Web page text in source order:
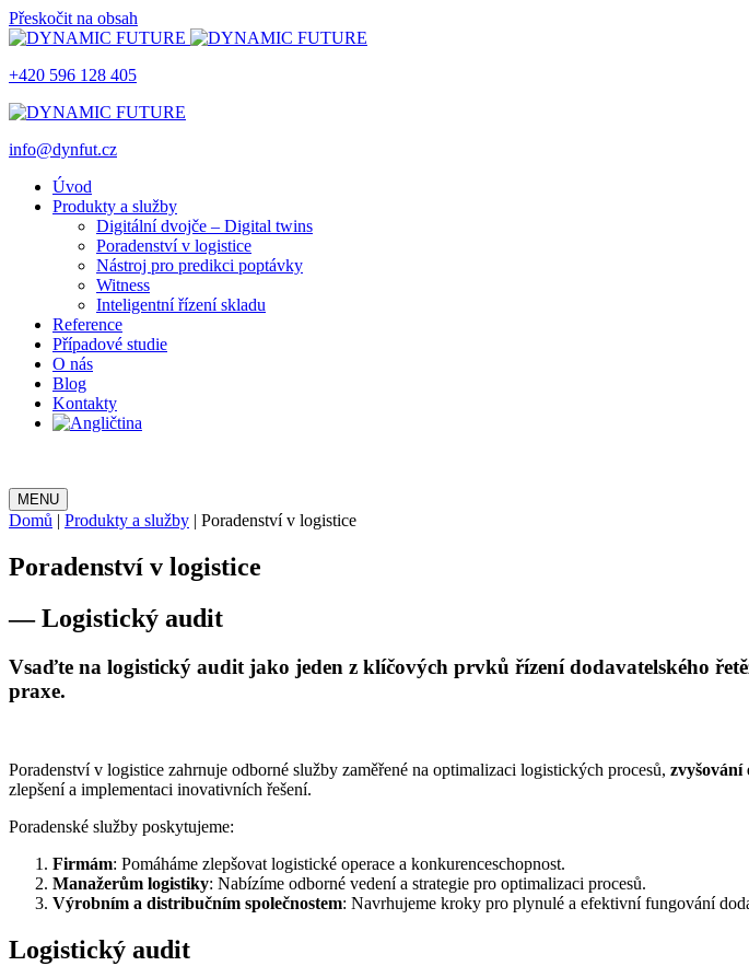
Přeskočit na obsah
+420 596 128 405
info@dynfut.cz
Úvod
Produkty a služby
Digitální dvojče – Digital twins
Poradenství v logistice
Nástroj pro predikci poptávky
Witness
Inteligentní řízení skladu
Reference
Případové studie
O nás
Blog
Kontakty
MENU
Domů | Produkty a služby | Poradenství v logistice
Poradenství v logistice
— Logistický audit
Vsaďte na logistický audit jako jeden z klíčových prvků řízení dodavatelského
praxe.
Poradenství v logistice zahrnuje odborné služby zaměřené na optimalizaci logistických procesů, zvyšování
zlepšení a implementaci inovativních řešení.
Poradenské služby poskytujeme:
Firmám: Pomáháme zlepšovat logistické operace a konkurenceschopnost.
Manažerům logistiky: Nabízíme odborné vedení a strategie pro optimalizaci procesů.
Výrobním a distribučním společnostem: Navrhujeme kroky pro plynulé a efektivní fungování
Logistický audit